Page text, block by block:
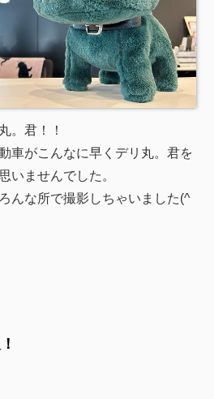
。君！！
車がこんなに早くデリ丸。君を
いませんでした。
んな所で撮影しちゃいました(^